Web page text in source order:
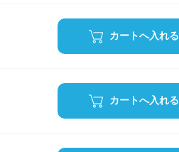
カートへ入れる
カートへ入れる